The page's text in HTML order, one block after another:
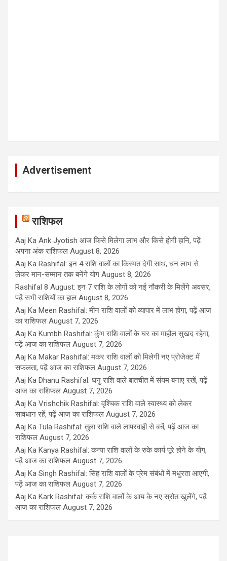
Advertisement
राशिफल
Aaj Ka Ank Jyotish आज किसे मिलेगा लाभ और किसे होगी हानि, पढ़ें
अपना अंक राशिफल August 8, 2026
Aaj Ka Rashifal: इन 4 राशि वालों का किस्मत देगी साथ, धन लाभ से
लेकर मान-सम्मान तक बनेंगे योग August 8, 2026
Rashifal 8 August: इन 7 राशि के लोगों को नई नौकरी के मिलेंगे अवसर,
पढ़ें सभी राशियों का हाल August 8, 2026
Aaj Ka Meen Rashifal: मीन राशि वालों को व्यापार में लाभ होगा, पढ़ें आज
का राशिफल August 7, 2026
Aaj Ka Kumbh Rashifal: कुंभ राशि वालों के घर का माहौल सुखद रहेगा,
पढ़ें आज का राशिफल August 7, 2026
Aaj Ka Makar Rashifal: मकर राशि वालों को मिलेगी नए प्रोजेक्ट में
सफलता, पढ़ें आज का राशिफल August 7, 2026
Aaj Ka Dhanu Rashifal: धनु राशि वाले बातचीत में संयम बनाए रखें, पढ़ें
आज का राशिफल August 7, 2026
Aaj Ka Vrishchik Rashifal: वृश्चिक राशि वाले स्वास्थ्य को लेकर
सावधान रहें, पढ़ें आज का राशिफल August 7, 2026
Aaj Ka Tula Rashifal: तुला राशि वाले लापरवाही से बचें, पढ़ें आज का
राशिफल August 7, 2026
Aaj Ka Kanya Rashifal: कन्या राशि वालों के रुके कार्य पूरे होने के योग,
पढ़ें आज का राशिफल August 7, 2026
Aaj Ka Singh Rashifal: सिंह राशि वालों के प्रेम संबंधों में मधुरता आएगी,
पढ़ें आज का राशिफल August 7, 2026
Aaj Ka Kark Rashifal: कर्क राशि वालों के आय के नए स्रोत खुलेंगे, पढ़ें
आज का राशिफल August 7, 2026